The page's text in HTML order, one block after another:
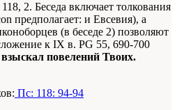
2. Беседа включает толкования
предполагает: и Евсевия), а
(в беседе 2) позволяют
к IX в. PG 55, 690-700
повелений Твоих.
Пс: 118: 94-94